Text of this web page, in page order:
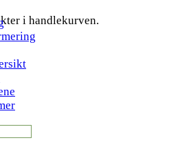
i handlekurven.